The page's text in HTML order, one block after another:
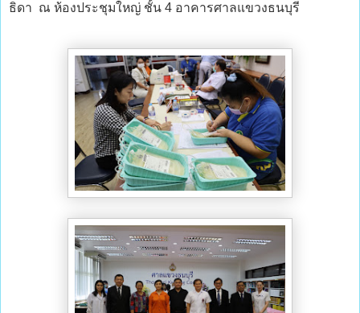
ธิดา ณ ห้องประชุมใหญ่ ชั้น 4 อาคารศาลแขวงธนบุรี